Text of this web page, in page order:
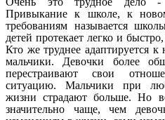
Привыкание к школе, к
требованиям называется
детей протекает легко и
Кто же труднее адаптируется
мальчики. Девочки более
перестраивают свои
ситуацию. Мальчики при
жизни страдают больше. Но
значительно чаще, чем